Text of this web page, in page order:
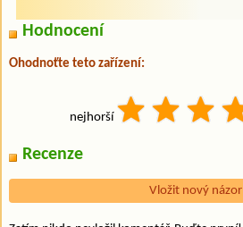
Hodnocení
Ohodnoťte teto zařízení:
nejhorší
Recenze
Vložit nový názor